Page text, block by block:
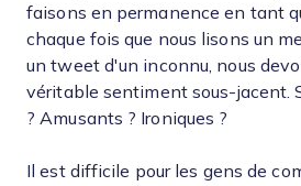
faisons en permanence en tant
chaque fois que nous lisons un
un tweet d'un inconnu, nous
véritable sentiment sous-jacent.
? Amusants ? Ironiques ?
Il est difficile pour les gens de